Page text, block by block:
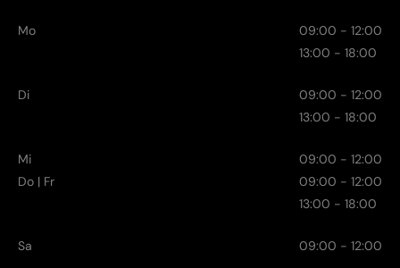
Mo
09:00 - 12:00
13:00 - 18:00
Di
09:00 - 12:00
13:00 - 18:00
Mi
09:00 - 12:00
Do | Fr
09:00 - 12:00
13:00 - 18:00
Sa 09:00 - 12:00